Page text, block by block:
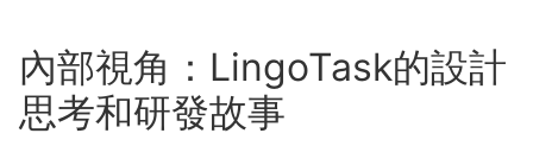
內部視角：LingoTask的設計
思考和研發故事